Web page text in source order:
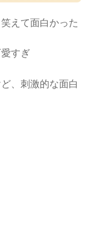
えて面白かった
すぎ
、刺激的な面白